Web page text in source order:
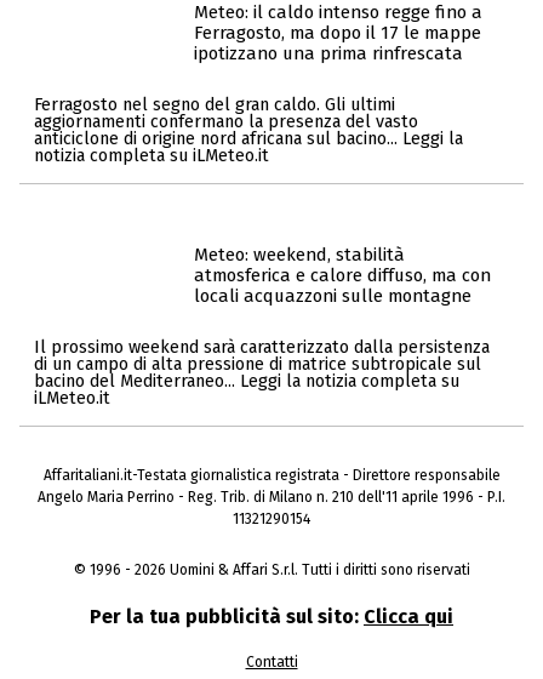
Meteo: il caldo intenso regge fino a
Ferragosto, ma dopo il 17 le mappe
ipotizzano una prima rinfrescata
Ferragosto nel segno del gran caldo. Gli ultimi
aggiornamenti confermano la presenza del vasto
anticiclone di origine nord africana sul bacino... Leggi la
notizia completa su iLMeteo.it
Meteo: weekend, stabilità
atmosferica e calore diffuso, ma con
locali acquazzoni sulle montagne
Il prossimo weekend sarà caratterizzato dalla persistenza
di un campo di alta pressione di matrice subtropicale sul
bacino del Mediterraneo... Leggi la notizia completa su
iLMeteo.it
Affaritaliani.it-Testata giornalistica registrata - Direttore responsabile
Angelo Maria Perrino - Reg. Trib. di Milano n. 210 dell'11 aprile 1996 - P.I.
11321290154
© 1996 - 2026 Uomini & Affari S.r.l. Tutti i diritti sono riservati
Per la tua pubblicità sul sito: Clicca qui
Contatti